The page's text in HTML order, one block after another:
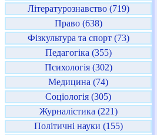
Літературознавство (719)
Право (638)
Фізкультура та спорт (73)
Педагогіка (355)
Психологія (302)
Медицина (74)
Соціологія (305)
Журналістика (221)
Політичні науки (155)